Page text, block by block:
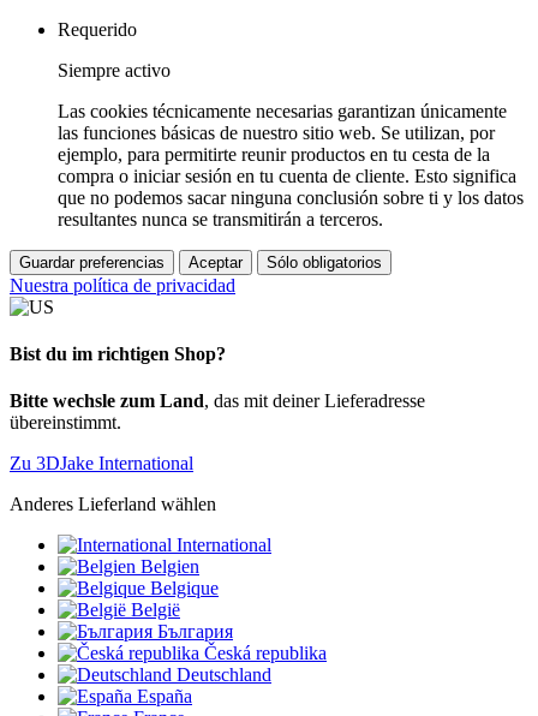
Requerido
Siempre activo
Las cookies técnicamente necesarias garantizan únicamente
las funciones básicas de nuestro sitio web. Se utilizan, por
ejemplo, para permitirte reunir productos en tu cesta de la
compra o iniciar sesión en tu cuenta de cliente. Esto significa
que no podemos sacar ninguna conclusión sobre ti y los datos
resultantes nunca se transmitirán a terceros.
Guardar preferencias Aceptar Sólo obligatorios
Nuestra política de privacidad
Bist du im richtigen Shop?
Bitte wechsle zum Land, das mit deiner Lieferadresse
übereinstimmt.
Zu 3DJake International
Anderes Lieferland wählen
International
Belgien
Belgique
België
България
Česká republika
Deutschland
España